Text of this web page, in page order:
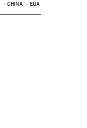
CHINA EUA